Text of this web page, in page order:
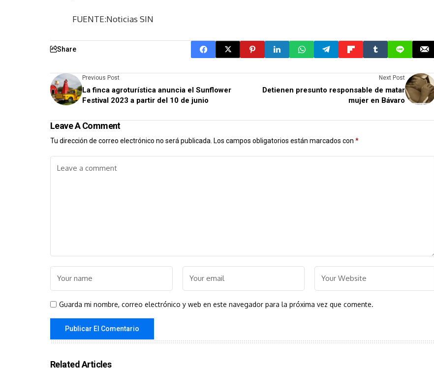
FUENTE:Noticias SIN
Share
Previous Post
La finca agroturística anuncia el Sunflower
Festival 2023 a partir del 10 de junio
Next Post
Detienen presunto responsable de matar
mujer en Bávaro
Leave A Comment
Tu dirección de correo electrónico no será publicada. Los campos obligatorios están marcados con *
Guarda mi nombre, correo electrónico y web en este navegador para la próxima vez que comente.
Related Articles